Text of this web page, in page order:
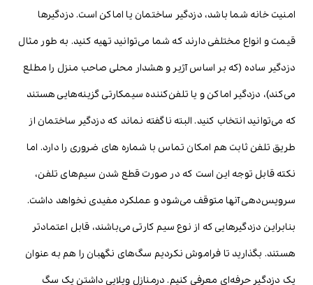
امنیت خانه شما باشد، دزدگیر ساختمان یا اماکن است. دزدگیرها
قیمت و انواع مختلفی دارند که شما می‌توانید تهیه کنید. به طور مثال
دزدگیر ساده (که بر اساس آژیر و هشدار محلی صاحب منزل را مطلع
می‌کند)، دزدگیر اماکن و یا تلفن‌کننده سیمکارتی گزینه‌هایی هستند
که می‌توانید انتخاب کنید. البته ناگفته نماند که دزدگیر ساختمان از
طریق تلفن ثابت هم امکان تماس با شماره های ضروری را دارد. اما
نکته قابل توجه این است که در صورت قطع شدن سیم‌های تلفن،
سرویس‌دهی آنها متوقف می‌شود و عملکرد مفیدی نخواهد داشت.
بنابراین دزدگیرهایی که از نوع سیم کارتی می‌باشند، قابل اعتمادتر
هستند. بگذارید تا فراموش نکردیم سگ‌های نگهبان را هم به عنوان
یک دزدگیر حرفه‌ای معرفی کنیم. درمنازل ویلایی داشتن یک سگ